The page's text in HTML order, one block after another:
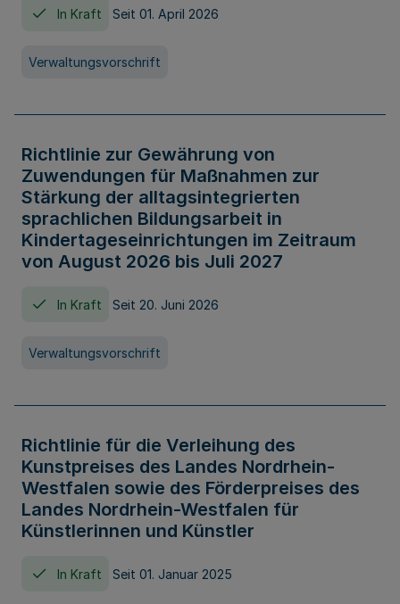
In Kraft Seit 01. April 2026
Verwaltungsvorschrift
Richtlinie zur Gewährung von
Zuwendungen für Maßnahmen zur
Stärkung der alltagsintegrierten
sprachlichen Bildungsarbeit in
Kindertageseinrichtungen im Zeitraum
von August 2026 bis Juli 2027
In Kraft Seit 20. Juni 2026
Verwaltungsvorschrift
Richtlinie für die Verleihung des
Kunstpreises des Landes Nordrhein-
Westfalen sowie des Förderpreises des
Landes Nordrhein-Westfalen für
Künstlerinnen und Künstler
In Kraft Seit 01. Januar 2025